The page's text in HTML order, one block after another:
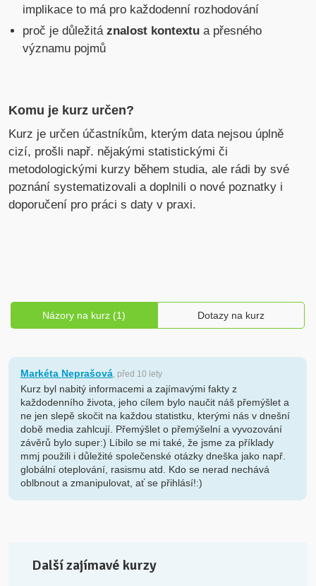
implikace to má pro každodenní rozhodování
proč je důležitáznalost kontextu a přesného
významu pojmů
Komu je kurz určen?
Kurz je určen účastníkům, kterým data nejsou úplně
cizí, prošli např. nějakými statistickými či
metodologickými kurzy během studia, ale rádi by své
poznání systematizovali a doplnili o nové poznatky i
doporučení pro práci s daty v praxi.
Názory na kurz (1) Dotazy na kurz
Markéta Neprašová, před 10 lety
Kurz byl nabitý informacemi a zajímavými fakty z
každodenního života, jeho cílem bylo naučit náš přemýšlet a
ne jen slepě skočit na každou statistku, kterými nás v dnešní
době media zahlcují. Přemýšlet o přemýšelní a vyvozování
závěrů bylo super:) Líbilo se mi také, že jsme za příklady
mmj použili i důležité společenské otázky dneška jako např.
globální oteplování, rasismu atd. Kdo se nerad nechává
oblbnout a zmanipulovat, ať se přihlásí!:)
Další zajímavé kurzy